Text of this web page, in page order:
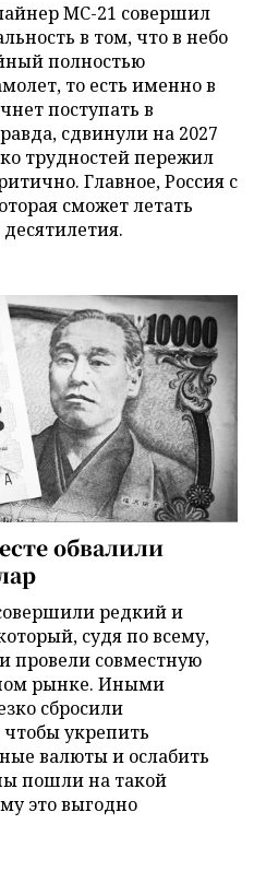
МС-21 совершил
в том, что в небо
полностью
то есть именно в
поступать в
сдвинули на 2027
трудностей пережил
Главное, Россия с
сможет летать
обвалили
редкий и
судя по всему,
провели совместную
рынке. Иными
сбросили
укрепить
валюты и ослабить
пошли на такой
это выгодно